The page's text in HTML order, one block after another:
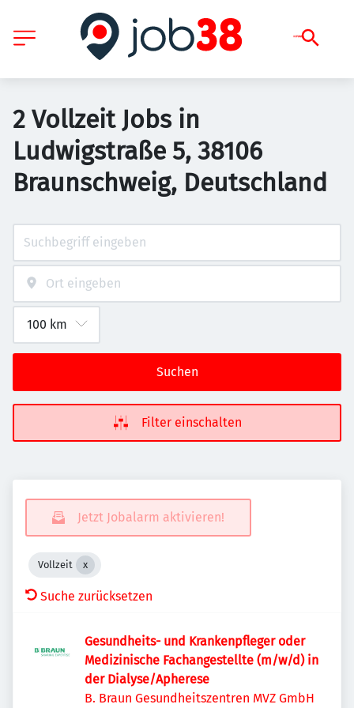
2 Vollzeit Jobs in
Ludwigstraße 5, 38106
Braunschweig, Deutschland
Suchen
Filter einschalten
Jetzt Jobalarm aktivieren!
Vollzeit
Suche zurücksetzen
Gesundheits- und Krankenpfleger oder
Medizinische Fachangestellte (m/w/d) in
der Dialyse/Apherese
B. Braun Gesundheitszentren MVZ GmbH